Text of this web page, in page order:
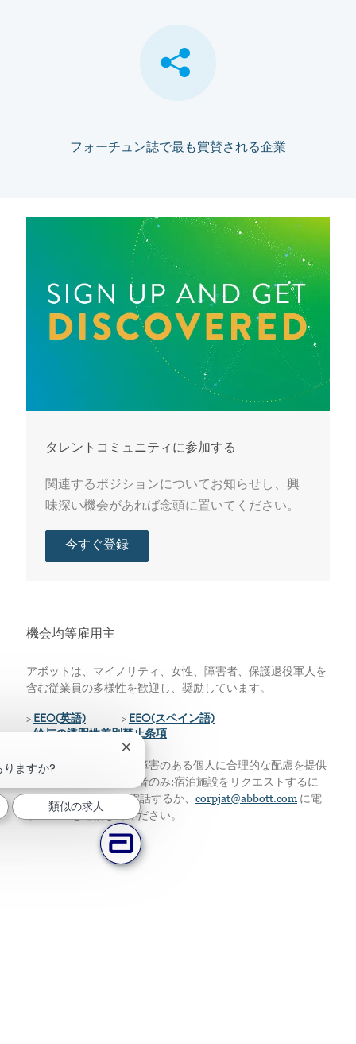
フォーチュン誌で最も賞賛される企業
タレントコミュニティに参加する
関連するポジションについてお知らせし、興
味深い機会があれば念頭に置いてください。
今すぐ登録
機会均等雇用主
アボットは、マイノリティ、女性、障害者、保護退役軍人を
含む従業員の多様性を歓迎し、奨励しています。
> EEO(英語) > EEO(スペイン語)
給与の透明性差別禁止条項
私たちは、資格のある障害のある個人に合理的な配慮を提供
します。アメリカ居住者のみ:宿泊施設をリクエストするに
は、224-667-4913に電話するか、 corpjat@abbott.comに電
子メールを送信してください。
ますか?
チャットボットの通知を閉じる
類似の求人